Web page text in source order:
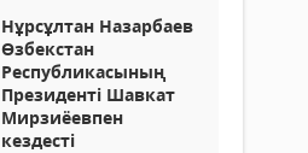
Нұрсұлтан Назарбаев
Өзбекстан
Республикасының
Президенті Шавкат
Мирзиёевпен
кездесті